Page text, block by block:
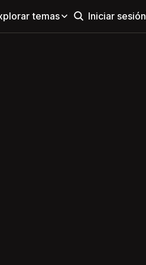
temas Iniciar sesión